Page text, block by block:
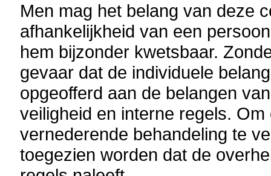
Men mag het belang van deze
afhankelijkheid van een
hem bijzonder kwetsbaar.
gevaar dat de individuele
opgeofferd aan de belangen
veiligheid en interne regels.
vernederende behandeling te
toegezien worden dat de